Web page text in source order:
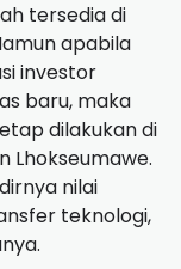
tersedia di
apabila
investor
baru, maka
dilakukan di
Lhokseumawe.
nilai
teknologi,